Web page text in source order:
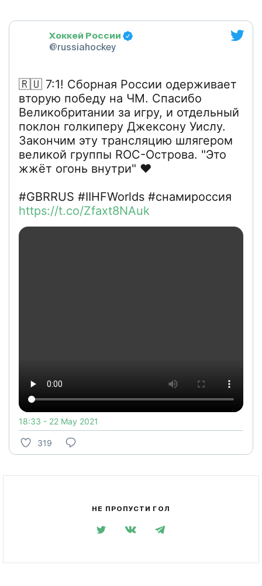
Хоккей России
@russiahockey
🇷🇺 7:1! Сборная России одерживает
вторую победу на ЧМ. Спасибо
Великобритании за игру, и отдельный
поклон голкиперу Джексону Уислу.
Закончим эту трансляцию шлягером
великой группы ROC-Острова. "Это
жжёт огонь внутри" ♥️
#GBRRUS #IIHFWorlds #снамироссия
https://t.co/Zfaxt8NAuk
18:33 - 22 May 2021
319
НЕ ПРОПУСТИ ГОЛ